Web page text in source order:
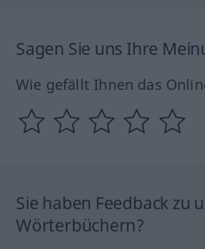
Sagen Sie uns Ihre
Wie gefällt Ihnen das
Sie haben Feedback zu
Wörterbüchern?